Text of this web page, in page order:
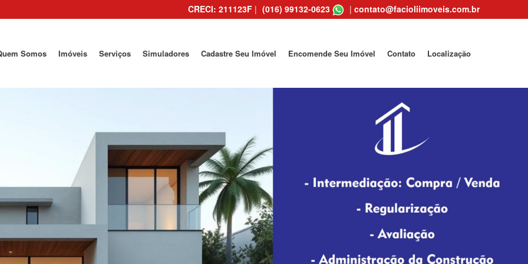
CRECI: 211123F | (016) 99132-0623 | contato@facioliimoveis.com.br
Somos Imóveis Serviços Simuladores Cadastre Seu Imóvel Encomende Seu Imóvel Contato Localização